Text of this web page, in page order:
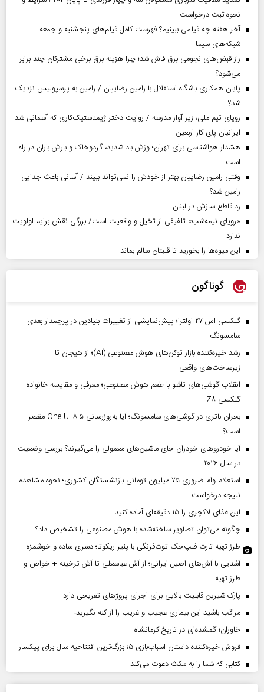
نحوه ثبت درخواست
آخر هفته چه فیلمی ببینیم؟ فهرست کامل فیلم‌های پنجشنبه و جمعه
شبکه‌های سیما
راز قبض‌های نجومی برق فاش شد؛ چرا هزینه برق برخی مشترکان چند برابر
می‌شود؟
پایان همکاری باشگاه استقلال با رامین رضاییان / رامین به پرسپولیس نزدیک
شد؟
رویای تیم ملی، زیر آوار مدرسه / روایت دختر ژیمناستیک‌کاری که آسمانی شد
ایرانیان پای کار اربعین
هشدار هواشناسی برای تهران؛ وزش باد شدید، گردوخاک و بارش باران در راه
است
وقتی رامین رضاییان بهتر از خودش را نمی‌تواند ببیند / آسانی باعث جدایی
رامین شد؟
رد قاطع سازش در لبنان
«رویای نیمه‌شب» تلفیقی از تخیل و واقعیت است/ بزرگی نقش برایم اولویت
ندارد
این میوه‌ها را بخورید تا قلبتان سالم بماند
گوناگون
گلکسی اس ۲۷ اولترا؛ پیش‌نمایشی از تغییرات بنیادین در پرچمدار بعدی
سامسونگ
رشد خیره‌کننده بازار توکن‌های هوش مصنوعی (AI)؛ از هیجان تا
زیرساخت‌های واقعی
انقلاب گوشی‌های تاشو‌ با طعم هوش مصنوعی؛ معرفی و مقایسه خانواده
گلکسی Z۸
بحران باتری در گوشی‌های سامسونگ؛ آیا به‌روزرسانی One UI ۸.۵ مقصر
است؟
آیا خودروهای خودران جای ماشین‌های معمولی را می‌گیرند؟ بررسی وضعیت
در سال ۲۰۲۶
استعلام وام ضروری ۷۵ میلیون تومانی بازنشستگان کشوری؛ نحوه مشاهده
نتیجه درخواست
این غذای لاکچری را ۱۵ دقیقه‌ای آماده کنید
چگونه می‌توان تصاویر ساخته‌شده با هوش مصنوعی را تشخیص داد؟
طرز تهیه تارت فلپ‌جک توت‌فرنگی با پنیر ریکوتا؛ دسری ساده و خوشمزه
آشنایی با آش‌های اصیل ایرانی؛ از آش عباسعلی تا آش ترخینه + خواص و
طرز تهیه
پارک شیرین قابلیت‌ بالایی برای اجرای پروژهای تفریحی دارد
مراقب باشید این بیماری عجیب و غریب را از کنه نگیرید!
خاوران؛ گمشده‌ای در تاریخ کرمانشاه
فروش خیره‌کننده داستان اسباب‌بازی ۵؛ بزرگ‌ترین افتتاحیه سال برای پیکسار
کتابی که شما را به مکث دعوت می‌کند